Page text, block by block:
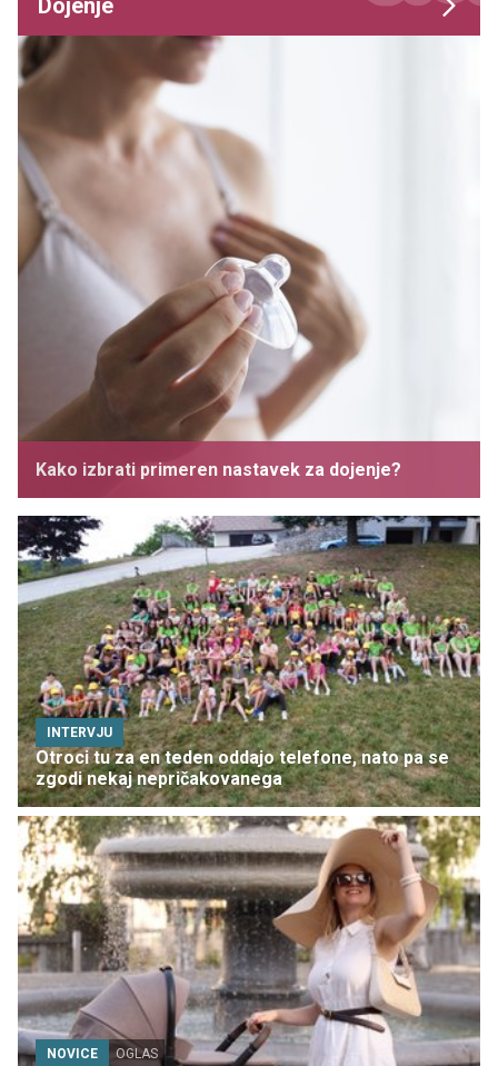
Kako izbrati primeren nastavek za dojenje?
INTERVJU
Otroci tu za en teden oddajo telefone, nato pa se
zgodi nekaj nepričakovanega
NOVICE OGLAS